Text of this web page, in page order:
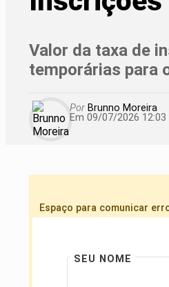
Valor da taxa de
temporárias para
Por Brunno Moreira
Em 09/07/2026 12:03
Espaço para comunicar
SEU NOME